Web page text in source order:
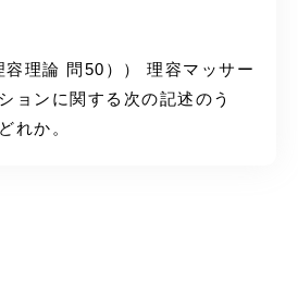
容理論 問50）） 理容マッサー
ョンに関する次の記述のう
れか。